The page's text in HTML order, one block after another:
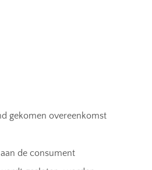
gekomen overeenkomst
de consument